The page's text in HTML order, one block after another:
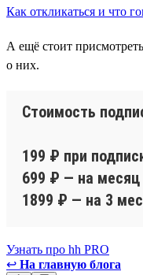
Как откликаться и что
А ещё стоит
о них.
Стоимость
199 ₽ при
699 ₽ — на месяц
1899 ₽ — на 3
Узнать про hh PRO
↩ На главную блога